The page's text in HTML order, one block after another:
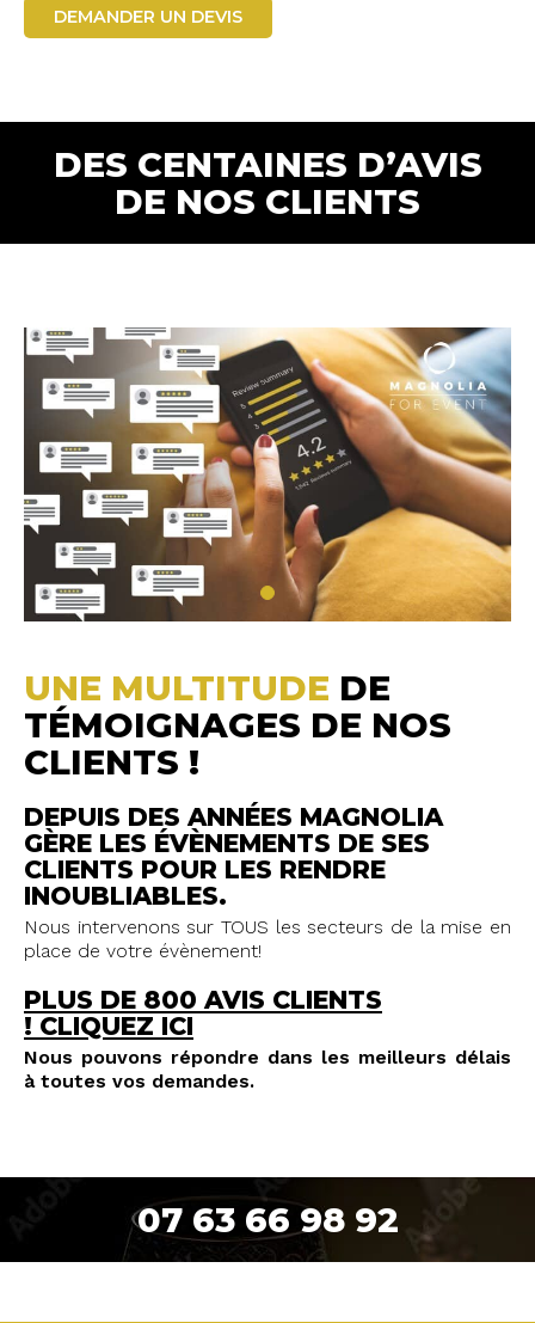
DEMANDER UN DEVIS
DES CENTAINES D’AVIS
DE NOS CLIENTS
UNE MULTITUDE DE
TÉMOIGNAGES DE NOS
CLIENTS !
DEPUIS DES ANNÉES MAGNOLIA
GÈRE LES ÉVÈNEMENTS DE SES
CLIENTS POUR LES RENDRE
INOUBLIABLES.
Nous intervenons sur TOUS les secteurs de la mise en
place de votre évènement!
PLUS DE 800 AVIS CLIENTS
! CLIQUEZ ICI
Nous pouvons répondre dans les meilleurs délais
à toutes vos demandes.
07 63 66 98 92